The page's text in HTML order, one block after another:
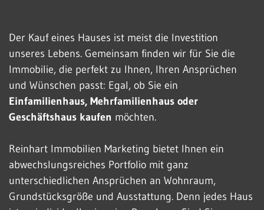
Der Kauf eines Hauses ist meist die Investition
unseres Lebens. Gemeinsam finden wir für Sie die
Immobilie, die perfekt zu Ihnen, Ihren Ansprüchen
und Wünschen passt: Egal, ob Sie ein
Einfamilienhaus, Mehrfamilienhaus oder
Geschäftshaus kaufen möchten.
Reinhart Immobilien Marketing bietet Ihnen ein
abwechslungsreiches Portfolio mit ganz
unterschiedlichen Ansprüchen an Wohnraum,
Grundstücksgröße und Ausstattung. Denn jedes Haus